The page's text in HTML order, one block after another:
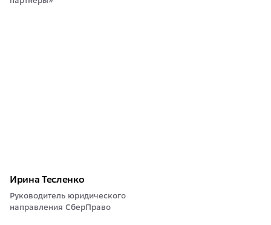
Ирина Тесленко
Руководитель юридического
направления СберПраво